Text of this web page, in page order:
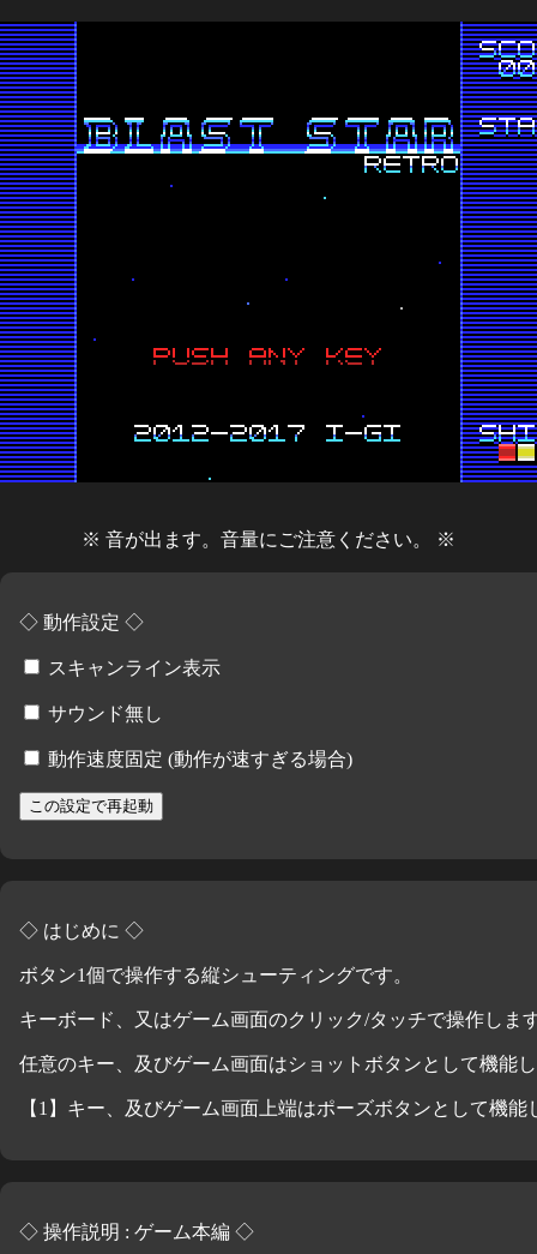
※ 音が出ます。音量にご注意ください。 ※
◇ 動作設定 ◇
スキャンライン表示
サウンド無し
動作速度固定 (動作が速すぎる場合)
◇ はじめに ◇
ボタン1個で操作する縦シューティングです。
キーボード、又はゲーム画面のクリック/タッチで操作しま
任意のキー、及びゲーム画面はショットボタンとして機能
【1】キー、及びゲーム画面上端はポーズボタンとして機能
◇ 操作説明 : ゲーム本編 ◇